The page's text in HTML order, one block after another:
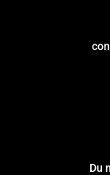
Du